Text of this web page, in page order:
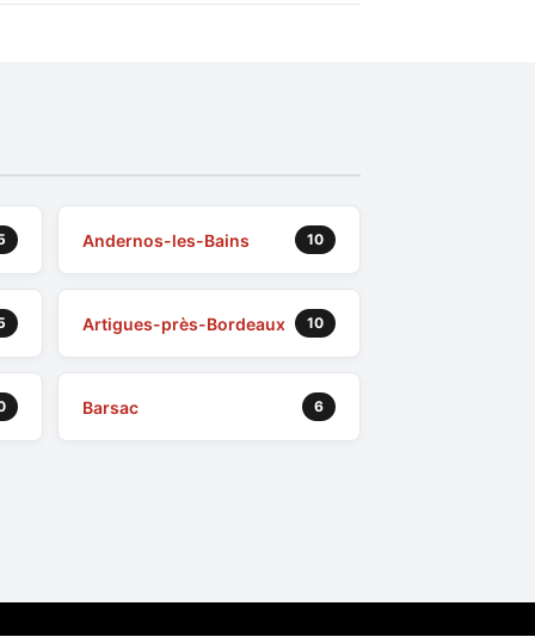
Andernos-les-Bains 10
Artigues-près-Bordeaux 10
Barsac 6